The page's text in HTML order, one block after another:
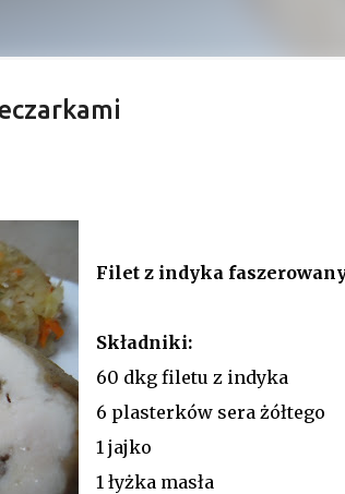
Filet z indyka
Składniki:
60 dkg filetu z indyka
6 plasterków sera żółtego
1 jajko
1 łyżka masła